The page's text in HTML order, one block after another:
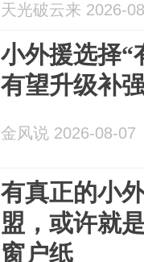
天光破云来 2026-
小外援选择“
有望升级补
金风说 2026-08-07
有真正的小
盟，或许就
窗户纸